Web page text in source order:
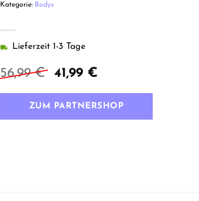
56,99€
Ursprünglicher
war:
56,99 €
41,99 €Aktueller
ist:
41,99 €.
Lieferzeit 1-3 Tage
ZUM PARTNERSHOP
Kategorie: Bodys